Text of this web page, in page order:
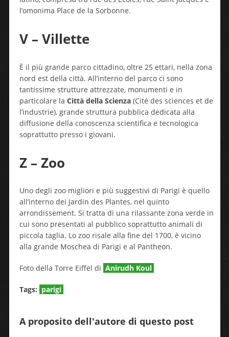
l’omonima Place de la Sorbonne.
V – Villette
È il più grande parco cittadino, oltre 25 ettari, nella zona
nord est della città. All’interno del parco ci sono
tantissime strutture attrezzate, monumenti e in
particolare la Città della Scienza(Cité des sciences et de
l’industrie), grande struttura pubblica dedicata alla
diffusione della conoscenza scientifica e tecnologica
soprattutto presso i giovani.
Z – Zoo
Uno degli zoo migliori e più suggestivi di Parigi è quello
all’interno dei Jardin des Plantes, nel quinto
arrondissement. Si tratta di una rilassante zona verde in
cui sono presentati al pubblico soprattutto animali di
piccola taglia. Lo zoo risale alla fine del 1700, è vicino
alla grande Moschea di Parigi e al Pantheon.
Foto della Torre Eiffel di Anirudh Koul
Tags: parigi
A proposito dell'autore di questo post